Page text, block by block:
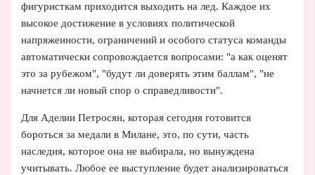
фигуристкам приходится выходить на лед. Каждое их
высокое достижение в условиях политической
напряженности, ограничений и особого статуса команды
автоматически сопровождается вопросами: "а как оценят
это за рубежом", "будут ли доверять этим баллам", "не
начнется ли новый спор о справедливости".
Для Аделии Петросян, которая сегодня готовится
бороться за медали в Милане, это, по сути, часть
наследия, которое она не выбирала, но вынуждена
учитывать. Любое ее выступление будет анализироваться